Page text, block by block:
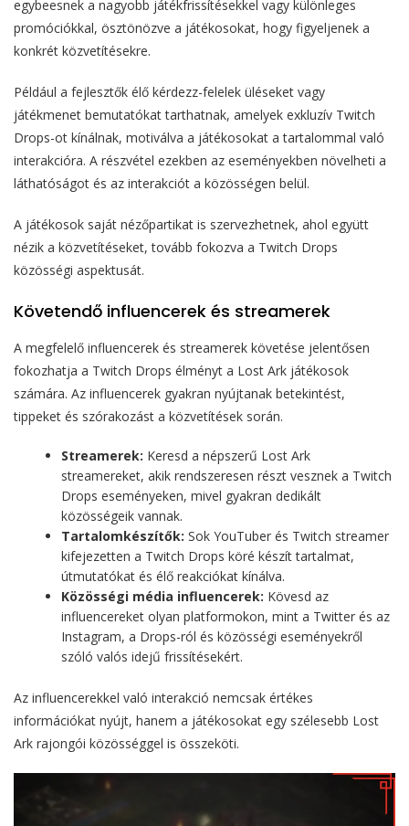
egybeesnek a nagyobb játékfrissítésekkel vagy különleges
promóciókkal, ösztönözve a játékosokat, hogy figyeljenek a
konkrét közvetítésekre.
Például a fejlesztők élő kérdezz-felelek üléseket vagy
játékmenet bemutatókat tarthatnak, amelyek exkluzív Twitch
Drops-ot kínálnak, motiválva a játékosokat a tartalommal való
interakcióra. A részvétel ezekben az eseményekben növelheti a
láthatóságot és az interakciót a közösségen belül.
A játékosok saját nézőpartikat is szervezhetnek, ahol együtt
nézik a közvetítéseket, tovább fokozva a Twitch Drops
közösségi aspektusát.
Követendő influencerek és streamerek
A megfelelő influencerek és streamerek követése jelentősen
fokozhatja a Twitch Drops élményt a Lost Ark játékosok
számára. Az influencerek gyakran nyújtanak betekintést,
tippeket és szórakozást a közvetítések során.
Streamerek: Keresd a népszerű Lost Ark
streamereket, akik rendszeresen részt vesznek a Twitch
Drops eseményeken, mivel gyakran dedikált
közösségeik vannak.
Tartalomkészítők: Sok YouTuber és Twitch streamer
kifejezetten a Twitch Drops köré készít tartalmat,
útmutatókat és élő reakciókat kínálva.
Közösségi média influencerek: Kövesd az
influencereket olyan platformokon, mint a Twitter és az
Instagram, a Drops-ról és közösségi eseményekről
szóló valós idejű frissítésekért.
Az influencerekkel való interakció nemcsak értékes
információkat nyújt, hanem a játékosokat egy szélesebb Lost
Ark rajongói közösséggel is összeköti.